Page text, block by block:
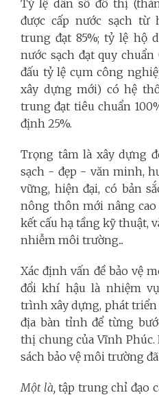
Tỷ lệ dân số đô thị
được cấp nước sạch từ
trung đạt 85%; tỷ lệ hộ
nước sạch đạt quy chuẩn
đấu tỷ lệ cụm công
xây dựng mới) có hệ
trung đạt tiêu chuẩn
định 25%.
Trọng tâm là xây dựng
sạch - đẹp - văn minh,
vững, hiện đại, có bản
nông thôn mới nâng
kết cấu hạ tầng kỹ thuật,
nhiễm môi trường...
Xác định vấn đề bảo vệ
đổi khí hậu là nhiệm
trình xây dựng, phát
địa bàn tỉnh để từng
thị chung của Vĩnh
sách bảo vệ môi trường
Một là, tập trung chỉ đạo